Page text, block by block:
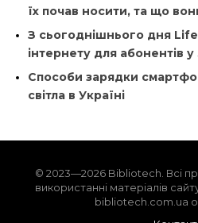
їх почав носити, та що
З сьогоднішнього дня
інтернету для абонентів у
Способи зарядки
світла в Україні
© 2023—2026 Bibliotech. Всі
використанні матеріалів
bibliotech.com.ua